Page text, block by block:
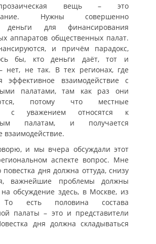
вещь – это
Нужны совершенно
деньги для финансирования
аппаратов общественных палат.
и причём парадокс,
бы, кто деньги даёт, тот и
нет, не так. В тех регионах, где
эффективное взаимодействие с
палатами, там как раз они
потому что местные
с уважением относятся к
палатам, и получается
взаимодействие.
и мы вчера обсуждали этот
аспекте вопрос. Мне
повестка дня должна оттуда, снизу
важнейшие проблемы должны
обсуждение здесь, в Москве, из
То есть половина состава
палаты – это и представители
дня должна складываться